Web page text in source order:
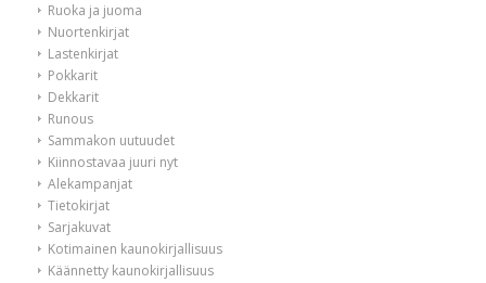
Ruoka ja juoma
Nuortenkirjat
Lastenkirjat
Pokkarit
Dekkarit
Runous
Sammakon uutuudet
Kiinnostavaa juuri nyt
Alekampanjat
Tietokirjat
Sarjakuvat
Kotimainen kaunokirjallisuus
Käännetty kaunokirjallisuus